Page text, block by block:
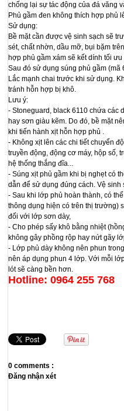
chống lại sự tác động của đá văng
Phủ gầm đen không thích hợp phủ
Sử dụng:
Bề mặt cần được vệ sinh sạch sẽ
sét, chất nhờn, dầu mỡ, bụi bặm
hợp phủ gầm xám sẽ kết dính tối
Sau đó sử dụng súng phủ gầm (mã
Lắc mạnh chai trước khi sử dụng.
tránh hỗn hợp bị khô.
Lưu ý:
- Stoneguard, black 6110 chứa các
hay sơn giàu kẽm. Do đó, bề mặt
khi tiến hành xịt hỗn hợp phủ .
- Không xịt lên các chi tiết chuyển
truyền động, động cơ máy, hộp số,
hệ thống thắng đĩa...
- Súng xịt phủ gầm khi bị nghẹt có
dẫn để sử dụng đúng cách. Vệ sinh
- Sau khi lớp phủ hoàn thành, có
thông dụng hiện có trên thị trường)
đối với lớp sơn dày,
- Cho phép sấy khô bằng nhiệt
không gây phồng rộp hay nứt gãy
- Lớp phủ dày không nên phun
nên áp dụng phun 4 lớp. Với mỗi
lót sẽ càng bền hơn.
Hotline: 0964 255 768
0 comments :
Đăng nhận xét